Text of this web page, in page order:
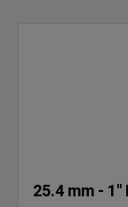
25.4 mm -